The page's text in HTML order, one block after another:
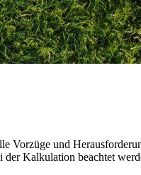
und
Kalkulation beachtet